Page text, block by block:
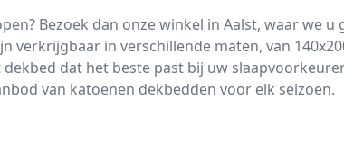
Bezoek dan onze winkel in Aalst, waar we
verkrijgbaar in verschillende maten, van
dat het beste past bij uw
van katoenen dekbedden voor elk seizoen.